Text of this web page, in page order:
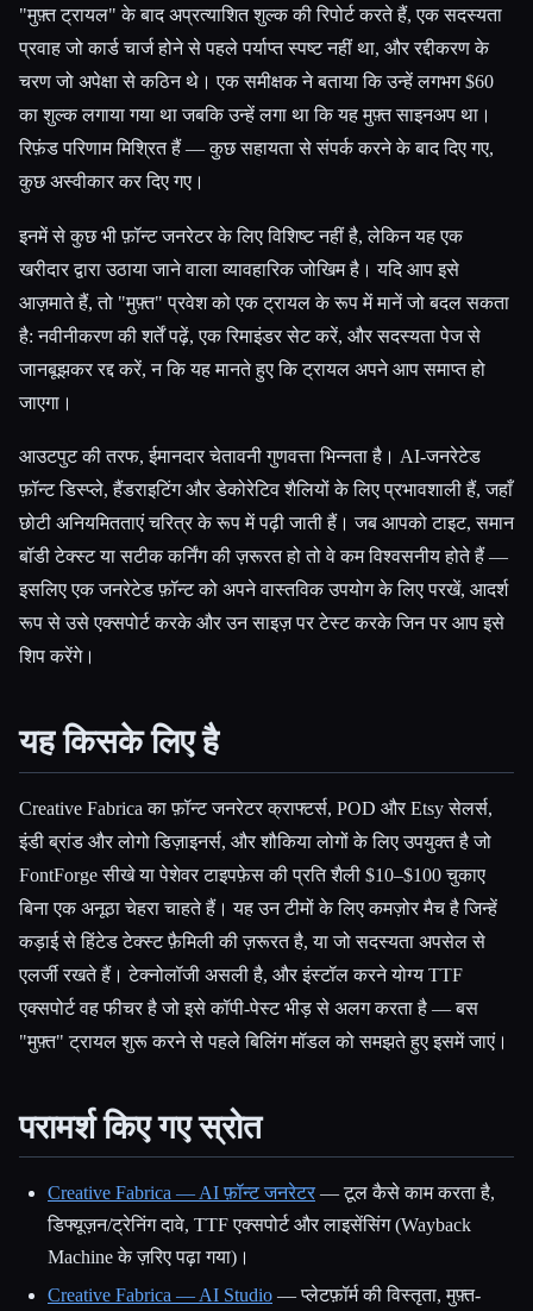
"मुफ़्त ट्रायल" के बाद अप्रत्याशित शुल्क की रिपोर्ट करते हैं, एक सदस्यता
प्रवाह जो कार्ड चार्ज होने से पहले पर्याप्त स्पष्ट नहीं था, और रद्दीकरण के
चरण जो अपेक्षा से कठिन थे। एक समीक्षक ने बताया कि उन्हें लगभग $60
का शुल्क लगाया गया था जबकि उन्हें लगा था कि यह मुफ़्त साइनअप था।
रिफ़ंड परिणाम मिश्रित हैं — कुछ सहायता से संपर्क करने के बाद दिए गए,
कुछ अस्वीकार कर दिए गए।
इनमें से कुछ भी फ़ॉन्ट जनरेटर के लिए विशिष्ट नहीं है, लेकिन यह एक
खरीदार द्वारा उठाया जाने वाला व्यावहारिक जोखिम है। यदि आप इसे
आज़माते हैं, तो "मुफ़्त" प्रवेश को एक ट्रायल के रूप में मानें जो बदल सकता
है: नवीनीकरण की शर्तें पढ़ें, एक रिमाइंडर सेट करें, और सदस्यता पेज से
जानबूझकर रद्द करें, न कि यह मानते हुए कि ट्रायल अपने आप समाप्त हो
जाएगा।
आउटपुट की तरफ, ईमानदार चेतावनी गुणवत्ता भिन्नता है। AI-जनरेटेड
फ़ॉन्ट डिस्प्ले, हैंडराइटिंग और डेकोरेटिव शैलियों के लिए प्रभावशाली हैं, जहाँ
छोटी अनियमितताएं चरित्र के रूप में पढ़ी जाती हैं। जब आपको टाइट, समान
बॉडी टेक्स्ट या सटीक कर्निंग की ज़रूरत हो तो वे कम विश्वसनीय होते हैं —
इसलिए एक जनरेटेड फ़ॉन्ट को अपने वास्तविक उपयोग के लिए परखें, आदर्श
रूप से उसे एक्सपोर्ट करके और उन साइज़ पर टेस्ट करके जिन पर आप इसे
शिप करेंगे।
यह किसके लिए है
Creative Fabrica का फ़ॉन्ट जनरेटर क्राफ्टर्स, POD और Etsy सेलर्स,
इंडी ब्रांड और लोगो डिज़ाइनर्स, और शौकिया लोगों के लिए उपयुक्त है जो
FontForge सीखे या पेशेवर टाइपफ़ेस की प्रति शैली $10–$100 चुकाए
बिना एक अनूठा चेहरा चाहते हैं। यह उन टीमों के लिए कमज़ोर मैच है जिन्हें
कड़ाई से हिंटेड टेक्स्ट फ़ैमिली की ज़रूरत है, या जो सदस्यता अपसेल से
एलर्जी रखते हैं। टेक्नोलॉजी असली है, और इंस्टॉल करने योग्य TTF
एक्सपोर्ट वह फीचर है जो इसे कॉपी-पेस्ट भीड़ से अलग करता है — बस
"मुफ़्त" ट्रायल शुरू करने से पहले बिलिंग मॉडल को समझते हुए इसमें जाएं।
परामर्श किए गए स्रोत
Creative Fabrica — AI फ़ॉन्ट जनरेटर— टूल कैसे काम करता है,
डिफ्यूज़न/ट्रेनिंग दावे, TTF एक्सपोर्ट और लाइसेंसिंग (Wayback
Machine के ज़रिए पढ़ा गया)।
Creative Fabrica — AI Studio — प्लेटफ़ॉर्म की विस्तृता, मुफ़्त-